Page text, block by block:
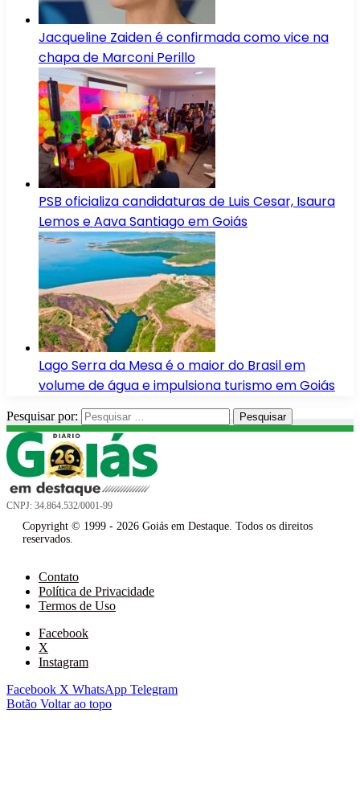
Jacqueline Zaiden é confirmada como vice na
chapa de Marconi Perillo
PSB oficializa candidaturas de Luis Cesar, Isaura
Lemos e Aava Santiago em Goiás
Lago Serra da Mesa é o maior do Brasil em
volume de água e impulsiona turismo em Goiás
Pesquisar por:
CNPJ: 34.864.532/0001-99
Copyright © 1999 - 2026 Goiás em Destaque. Todos os direitos
reservados.
Contato
Política de Privacidade
Termos de Uso
Facebook
X
Instagram
Facebook X WhatsApp Telegram
Botão Voltar ao topo